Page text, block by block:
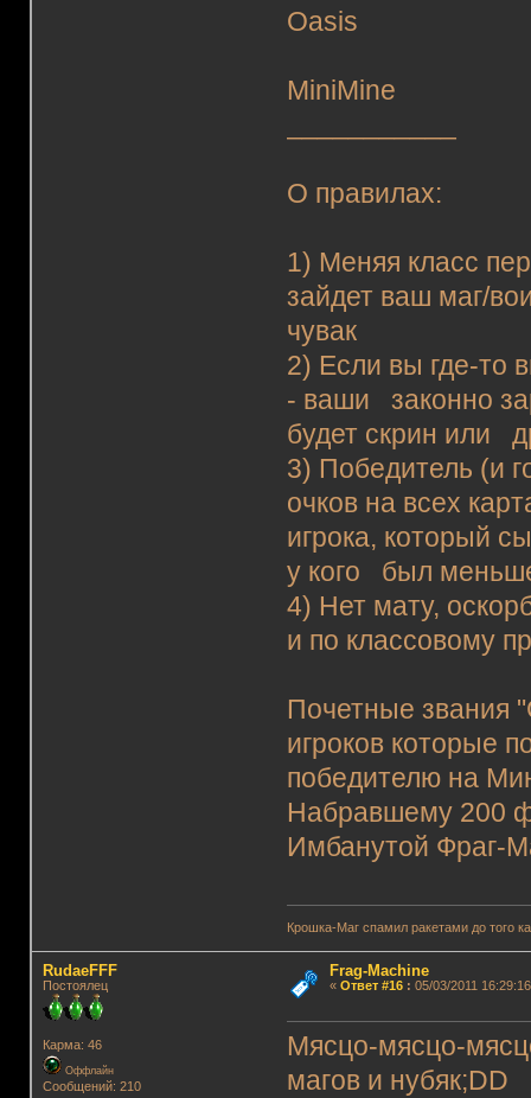
Oasis
MiniMine
О правилах:
1) Меняя класс
зайдет ваш маг/
чувак
2) Если вы где-то
- ваши законно
будет скрин или
3) Победитель (и
очков на всех
игрока, который
у кого был
4) Нет мату,
и по классовому
Почетные звания
игроков которые
победителю на
Набравшему 200
Имбанутой Фраг-
Крошка-Маг спамил ракетами до того
RudaeFFF
Постоялец
Карма: 46
Оффлайн
Сообщений: 210
Frag-Machine
« Ответ #16: 05/03/2011
Мясцо-мясцо-
магов и нубяк;DD